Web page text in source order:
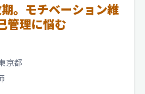
。モチベーション維
管理に悩む
京都